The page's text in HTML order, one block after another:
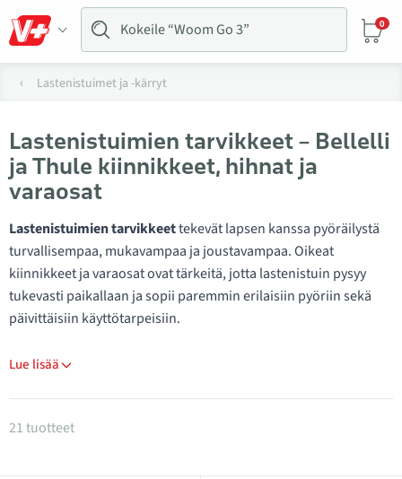
0
Lastenistuimet ja -kärryt
Lastenistuimien tarvikkeet – Bellelli
ja Thule kiinnikkeet, hihnat ja
varaosat
Lastenistuimien tarvikkeettekevät lapsen kanssa pyöräilystä
turvallisempaa, mukavampaa ja joustavampaa. Oikeat
kiinnikkeet ja varaosat ovat tärkeitä, jotta lastenistuin pysyy
tukevasti paikallaan ja sopii paremmin erilaisiin pyöriin sekä
päivittäisiin käyttötarpeisiin.
Lue lisää
Tuotteet kategoriassa Polkupyörän lastenistuimien
21 tuotteet